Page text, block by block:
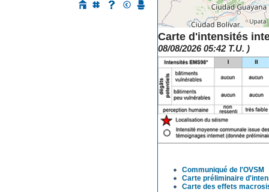
Carte d'intensités
08/08/2026 05:42 T.U. )
Communiqué de l'OVSM
Carte préliminaire
Carte des effets